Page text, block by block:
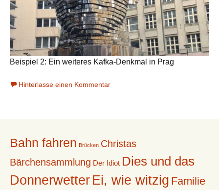
Beispiel 2: Ein weiteres Kafka-Denkmal in Prag
Hinterlasse einen Kommentar
Bahn fahren Brücken Christas
Bärchensammlung Der Idiot Dies und das
Donnerwetter Ei, wie witzig Familie